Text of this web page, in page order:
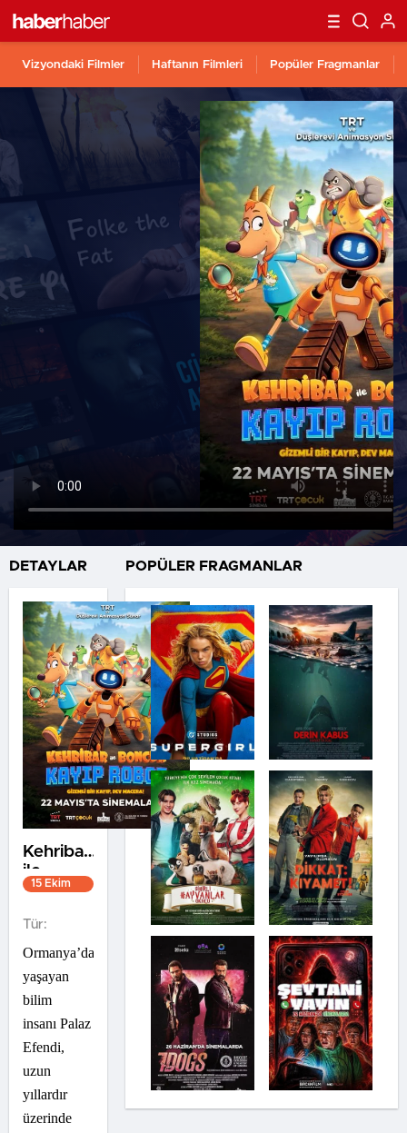
Vizyondaki Filmler Haftanın Filmleri Popüler Fragmanlar
DETAYLAR
Kehribar
ile
Boncuk:
Robot
15 Ekim
Tür:
Ormanya’da
yaşayan
bilim
insanı Palaz
Efendi,
uzun
yıllardır
üzerinde
POPÜLER FRAGMANLAR